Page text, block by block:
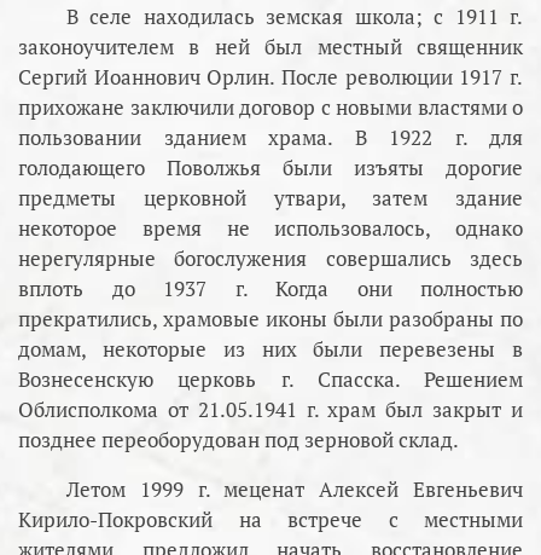
В селе находилась земская школа; с 1911 г.
законоучителем в ней был местный священник
Сергий Иоаннович Орлин. После революции 1917 г.
прихожане заключили договор с новыми властями о
пользовании зданием храма. В 1922 г. для
голодающего Поволжья были изъяты дорогие
предметы церковной утвари, затем здание
некоторое время не использовалось, однако
нерегулярные богослужения совершались здесь
вплоть до 1937 г. Когда они полностью
прекратились, храмовые иконы были разобраны по
домам, некоторые из них были перевезены в
Вознесенскую церковь г. Спасска. Решением
Облисполкома от 21.05.1941 г. храм был закрыт и
позднее переоборудован под зерновой склад.
Летом 1999 г. меценат Алексей Евгеньевич
Кирило-Покровский на встрече с местными